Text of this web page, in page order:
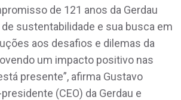
de 121 anos da Gerdau
sustentabilidade e sua busca em
aos desafios e dilemas da
um impacto positivo nas
presente”, afirma Gustavo
(CEO) da Gerdau e